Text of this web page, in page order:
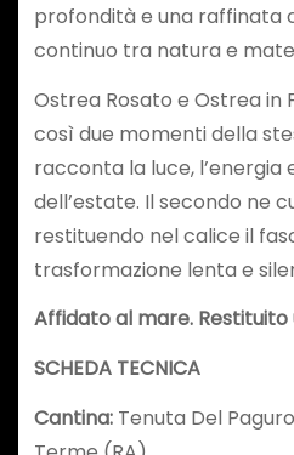
profondità e una raffinata
continuo tra natura e
Ostrea Rosato e Ostrea in
così due momenti della
racconta la luce, l’energia
dell’estate. Il secondo ne
restituendo nel calice il
trasformazione lenta e
Affidato al mare. Restituito
SCHEDA TECNICA
Cantina: Tenuta Del